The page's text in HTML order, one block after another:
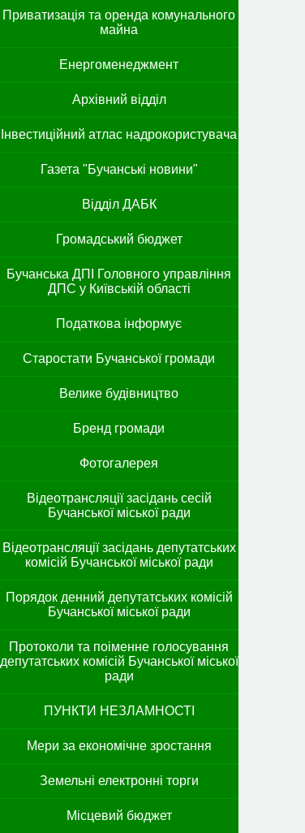
Приватизація та оренда комунального
майна
Енергоменеджмент
Архівний відділ
Інвестиційний атлас надрокористувача
Газета "Бучанські новини"
Відділ ДАБК
Громадський бюджет
Бучанська ДПІ Головного управління
ДПС у Київській області
Податкова інформує
Старостати Бучанської громади
Велике будівництво
Бренд громади
Фотогалерея
Відеотрансляції засідань сесій
Бучанської міської ради
Відеотрансляції засідань депутатських
комісій Бучанської міської ради
Порядок денний депутатських комісій
Бучанської міської ради
Протоколи та поіменне голосування
депутатських комісій Бучанської міської
ради
ПУНКТИ НЕЗЛАМНОСТІ
Мери за економічне зростання
Земельні електронні торги
Місцевий бюджет